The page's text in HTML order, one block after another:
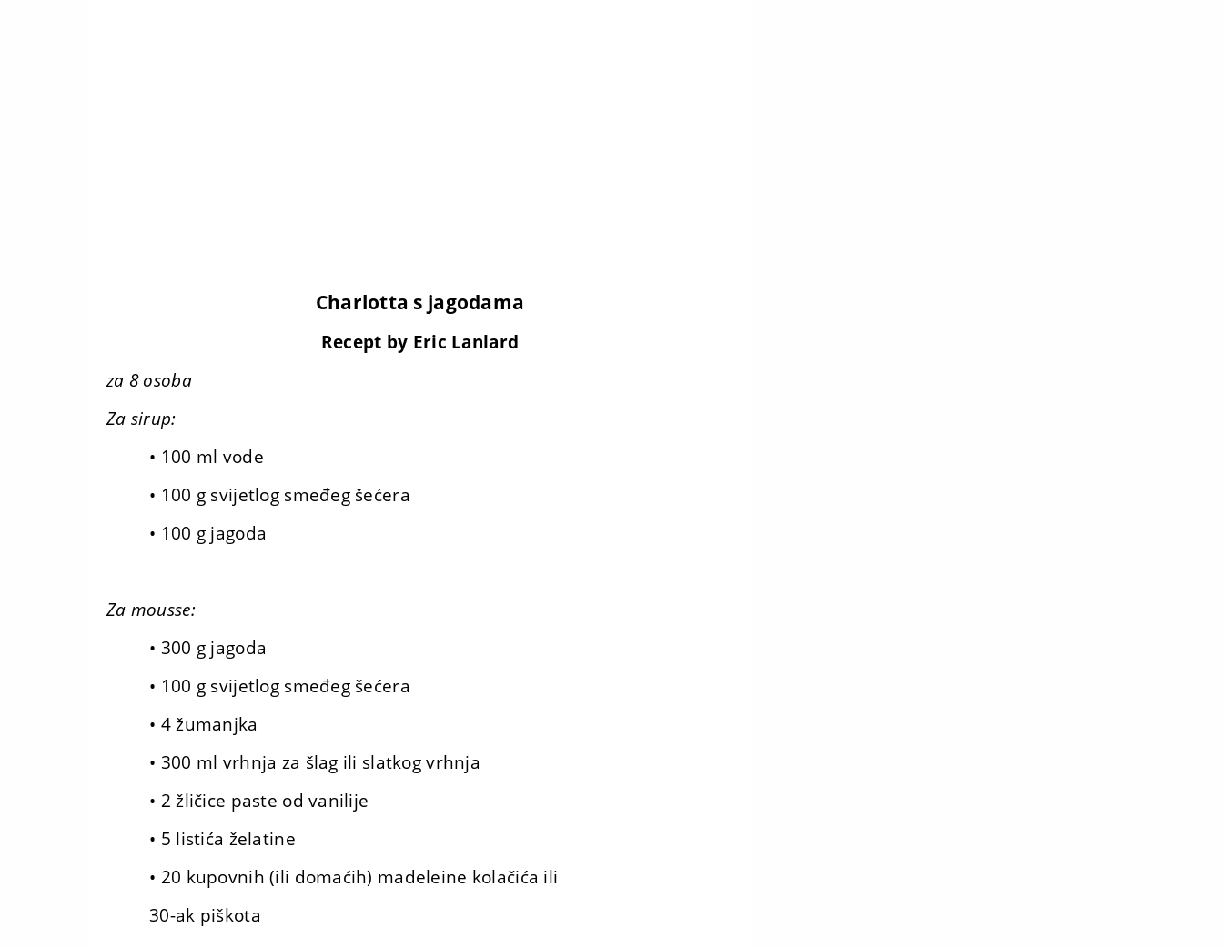
Charlotta s jagodama
Recept by Eric Lanlard
za 8 osoba
Za sirup:
• 100 ml vode
• 100 g svijetlog smeđeg šećera
• 100 g jagoda
Za mousse:
• 300 g jagoda
• 100 g svijetlog smeđeg šećera
• 4 žumanjka
• 300 ml vrhnja za šlag ili slatkog vrhnja
• 2 žličice paste od vanilije
• 5 listića želatine
• 20 kupovnih (ili domaćih) madeleine kolačića ili
30-ak piškota